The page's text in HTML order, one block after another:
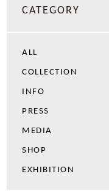
CATEGORY
ALL
COLLECTION
INFO
PRESS
MEDIA
SHOP
EXHIBITION